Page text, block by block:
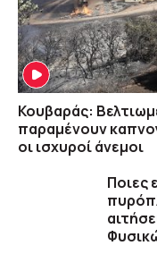
Κουβαράς:
παραμένουν
οι ισχυροί άνεμοι
Ποιες